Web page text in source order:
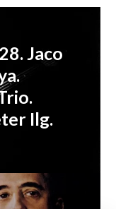
Jaco
Ilg.